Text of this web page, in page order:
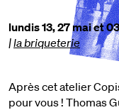
lundis 13, 27 mai et
|la briqueterie
Après cet atelier
pour vous ! Thomas